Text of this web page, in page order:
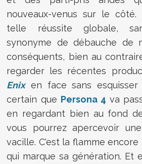
nouveaux-venus sur le
telle réussite globale,
synonyme de débauche de
conséquents, bien au
regarder les récentes
Enixen face sans esquisser
certain que Persona 4 va
en regardant bien au fond
vous pourrez apercevoir
vacille. C'est la flamme
qui marque sa génération. Et